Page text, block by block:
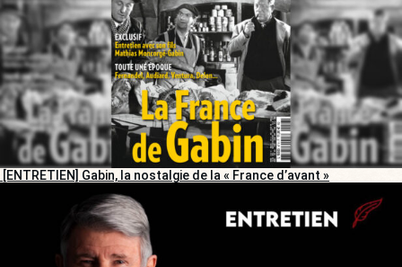
[ENTRETIEN] Gabin, la nostalgie de la « France d’avant »